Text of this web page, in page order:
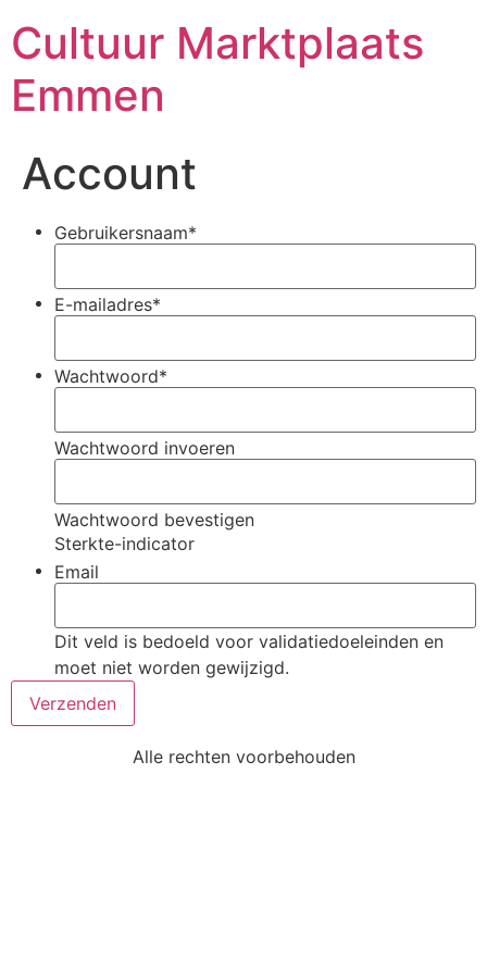
Cultuur Marktplaats
Emmen
Account
Gebruikersnaam*
E-mailadres*
Wachtwoord*
Wachtwoord invoeren
Wachtwoord bevestigen
Sterkte-indicator
Email
Dit veld is bedoeld voor validatiedoeleinden en
moet niet worden gewijzigd.
Alle rechten voorbehouden